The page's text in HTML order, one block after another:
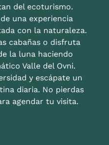
del ecoturismo.
una experiencia
con la naturaleza.
cabañas o disfruta
la luna haciendo
Valle del Ovni.
y escápate un
diaria. No pierdas
agendar tu visita.